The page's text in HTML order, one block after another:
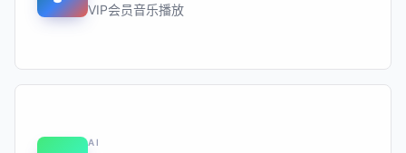
VIP会员音乐播放
AI